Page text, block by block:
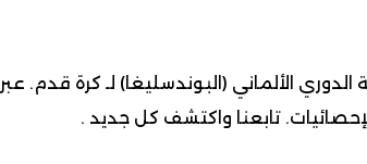
تابعنا واكتشف كل جديد .